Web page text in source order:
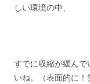
しい環境の中、
すでに収縮が緩ん
いね。（表面的に！